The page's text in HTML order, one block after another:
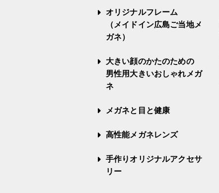
オリジナルフレーム
（メイドイン広島ご当地メ
ガネ）
大きい顔のかたのための
男性用大きいおしゃれメガ
ネ
メガネと目と健康
高性能メガネレンズ
手作りオリジナルアクセサ
リー